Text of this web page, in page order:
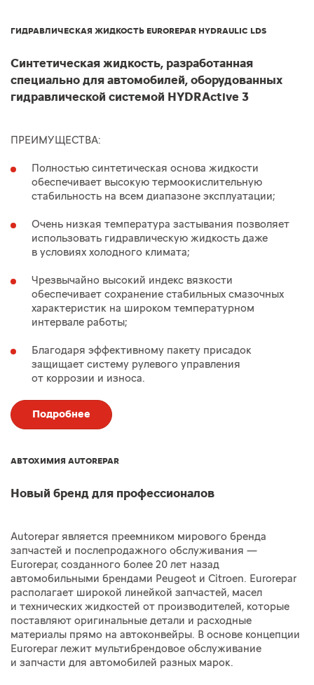
ГИДРАВЛИЧЕСКАЯ ЖИДКОСТЬ EUROREPAR HYDRAULIC LDS
Синтетическая жидкость, разработанная
специально для автомобилей, оборудованных
гидравлической системой HYDRActive 3
ПРЕИМУЩЕСТВА:
Полностью синтетическая основа жидкости
обеспечивает высокую термоокислительную
стабильность на всем диапазоне эксплуатации;
Очень низкая температура застывания позволяет
использовать гидравлическую жидкость даже
в условиях холодного климата;
Чрезвычайно высокий индекс вязкости
обеспечивает сохранение стабильных смазочных
характеристик на широком температурном
интервале работы;
Благодаря эффективному пакету присадок
защищает систему рулевого управления
от коррозии и износа.
Подробнее
АВТОХИМИЯ AUTOREPAR
Новый бренд для профессионалов
Autorepar является преемником мирового бренда
запчастей и послепродажного обслуживания —
Eurorepar, созданного более 20 лет назад
автомобильными брендами Peugeot и Citroen. Eurorepar
располагает широкой линейкой запчастей, масел
и технических жидкостей от производителей, которые
поставляют оригинальные детали и расходные
материалы прямо на автоконвейры. В основе концепции
Eurorepar лежит мультибрендовое обслуживание
и запчасти для автомобилей разных марок.